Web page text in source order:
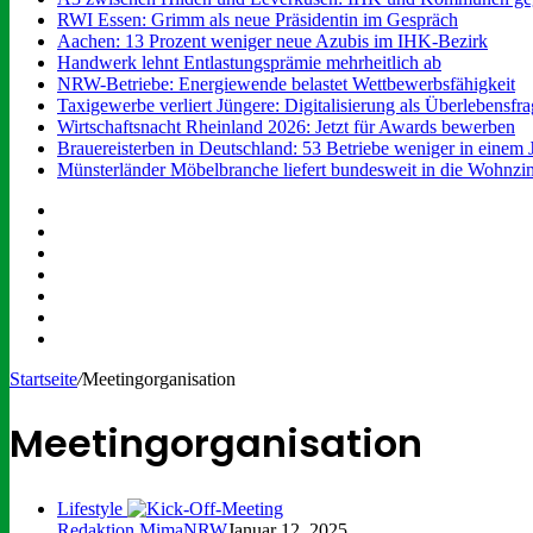
RWI Essen: Grimm als neue Präsidentin im Gespräch
Aachen: 13 Prozent weniger neue Azubis im IHK-Bezirk
Handwerk lehnt Entlastungsprämie mehrheitlich ab
NRW-Betriebe: Energiewende belastet Wettbewerbsfähigkeit
Taxigewerbe verliert Jüngere: Digitalisierung als
Wirtschaftsnacht Rheinland 2026: Jetzt für Awards bewerben
Brauereisterben in Deutschland: 53 Betriebe weniger in einem
Münsterländer Möbelbranche liefert bundesweit in die
Startseite/Meetingorganisation
Meetingorganisation
Lifestyle